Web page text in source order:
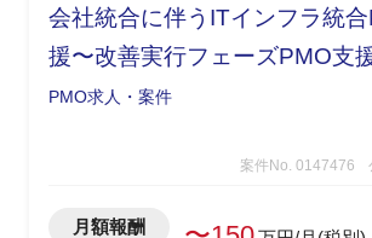
会社統合に伴うITインフラ統
援〜改善実行フェーズPMO支
PMO求人・案件
案件No. 0147476
月額報酬